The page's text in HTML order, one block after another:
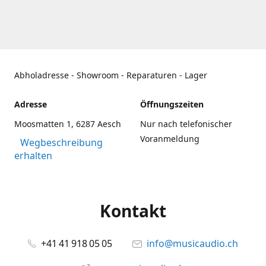
Abholadresse - Showroom - Reparaturen - Lager
Adresse
Moosmatten 1, 6287 Aesch
Wegbeschreibung
erhalten
Öffnungszeiten
Nur nach telefonischer
Voranmeldung
Kontakt
+41 41 918 05 05
info@musicaudio.ch